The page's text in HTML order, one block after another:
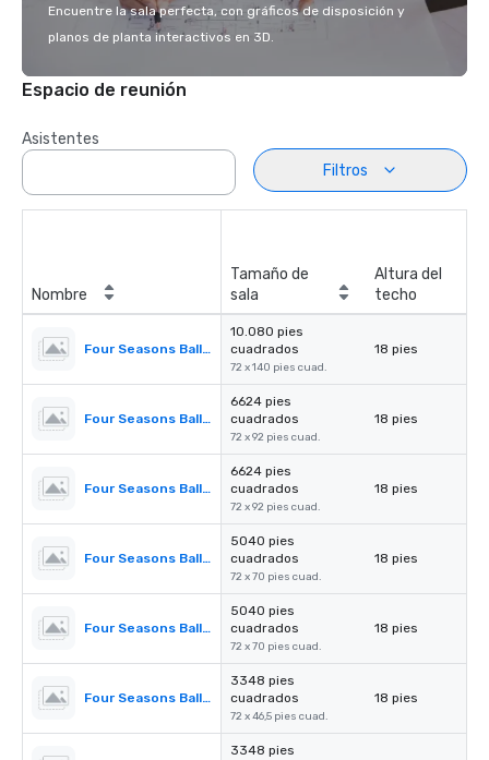
Encuentre la sala perfecta, con gráficos de disposición y
planos de planta interactivos en 3D.
Espacio de reunión
Asistentes
Filtros
Nombre
Tamaño de
sala
Altura del
techo
Four Seasons Ballroom
10.080 pies
cuadrados
72 x 140 pies cuad.
18 pies
Four Seasons Ballroom 1,2,3
6624 pies
cuadrados
72 x 92 pies cuad.
18 pies
Four Seasons Ballroom 2,3,4
6624 pies
cuadrados
72 x 92 pies cuad.
18 pies
Four Seasons Ballroom 1,2
5040 pies
cuadrados
72 x 70 pies cuad.
18 pies
Four Seasons Ballroom 3,4
5040 pies
cuadrados
72 x 70 pies cuad.
18 pies
Four Seasons Ballroom 1
3348 pies
cuadrados
72 x 46,5 pies cuad.
18 pies
3348 pies